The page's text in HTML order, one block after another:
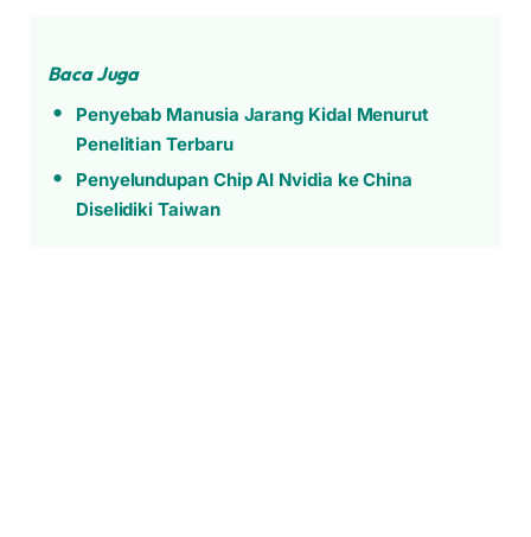
Baca Juga
Penyebab Manusia Jarang Kidal Menurut
Penelitian Terbaru
Penyelundupan Chip AI Nvidia ke China
Diselidiki Taiwan